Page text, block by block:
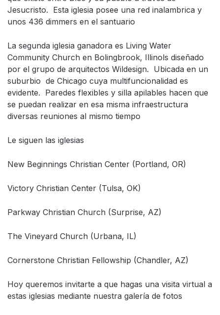
Jesucristo. Esta iglesia posee una red inalambrica y
unos 436 dimmers en el santuario
La segunda iglesia ganadora es Living Water
Community Church en Bolingbrook, Illinols diseñado
por el grupo de arquitectos Wildesign. Ubicada en un
suburbio de Chicago cuya multifuncionalidad es
evidente. Paredes flexibles y silla apilables hacen que
se puedan realizar en esa misma infraestructura
diversas reuniones al mismo tiempo
Le siguen las iglesias
New Beginnings Christian Center (Portland, OR)
Victory Christian Center (Tulsa, OK)
Parkway Christian Church (Surprise, AZ)
The Vineyard Church (Urbana, IL)
Cornerstone Christian Fellowship (Chandler, AZ)
Hoy queremos invitarte a que hagas una visita virtual a
estas iglesias mediante nuestra galería de fotos